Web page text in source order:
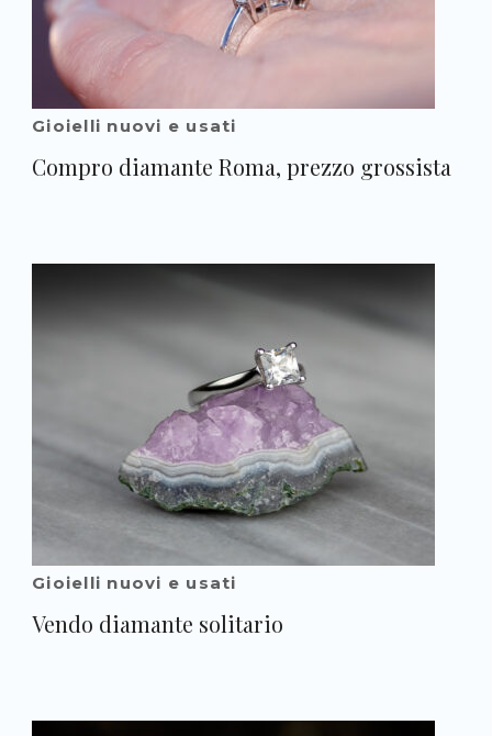
Gioielli nuovi e usati
Compro diamante Roma, prezzo grossista
Gioielli nuovi e usati
Vendo diamante solitario